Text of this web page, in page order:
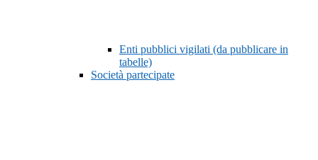
Enti pubblici vigilati (da pubblicare in
tabelle)
Società partecipate